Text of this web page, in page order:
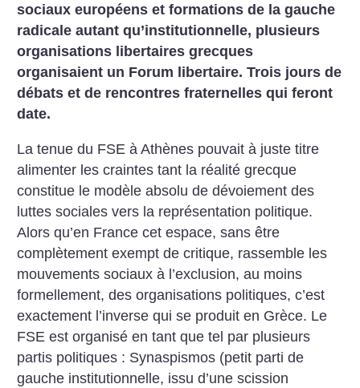
sociaux européens et formations de la gauche
radicale autant qu’institutionnelle, plusieurs
organisations libertaires grecques
organisaient un Forum libertaire. Trois jours de
débats et de rencontres fraternelles qui feront
date.
La tenue du FSE à Athènes pouvait à juste titre
alimenter les craintes tant la réalité grecque
constitue le modèle absolu de dévoiement des
luttes sociales vers la représentation politique.
Alors qu’en France cet espace, sans être
complètement exempt de critique, rassemble les
mouvements sociaux à l’exclusion, au moins
formellement, des organisations politiques, c’est
exactement l’inverse qui se produit en Grèce. Le
FSE est organisé en tant que tel par plusieurs
partis politiques : Synaspismos (petit parti de
gauche institutionnelle, issu d’une scission